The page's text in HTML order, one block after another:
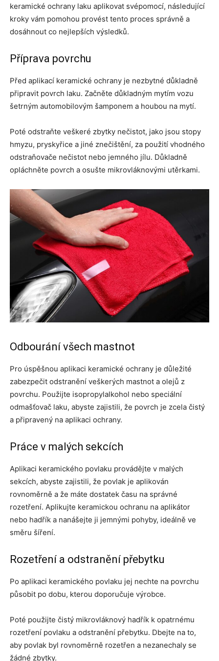
keramické ochrany laku aplikovat svépomocí, následující
kroky vám pomohou provést tento proces správně a
dosáhnout co nejlepších výsledků.
Příprava povrchu
Před aplikací keramické ochrany je nezbytné důkladně
připravit povrch laku. Začněte důkladným mytím vozu
šetrným automobilovým šamponem a houbou na mytí.
Poté odstraňte veškeré zbytky nečistot, jako jsou stopy
hmyzu, pryskyřice a jiné znečištění, za použití vhodného
odstraňovače nečistot nebo jemného jílu. Důkladně
opláchněte povrch a osušte mikrovláknovými utěrkami.
Odbourání všech mastnot
Pro úspěšnou aplikaci keramické ochrany je důležité
zabezpečit odstranění veškerých mastnot a olejů z
povrchu. Použijte isopropylalkohol nebo speciální
odmašťovač laku, abyste zajistili, že povrch je zcela čistý
a připravený na aplikaci ochrany.
Práce v malých sekcích
Aplikaci keramického povlaku provádějte v malých
sekcích, abyste zajistili, že povlak je aplikován
rovnoměrně a že máte dostatek času na správné
rozetření. Aplikujte keramickou ochranu na aplikátor
nebo hadřík a nanášejte ji jemnými pohyby, ideálně ve
směru šíření.
Rozetření a odstranění přebytku
Po aplikaci keramického povlaku jej nechte na povrchu
působit po dobu, kterou doporučuje výrobce.
Poté použijte čistý mikrovláknový hadřík k opatrnému
rozetření povlaku a odstranění přebytku. Dbejte na to,
aby povlak byl rovnoměrně rozetřen a nezanechaly se
žádné zbytky.